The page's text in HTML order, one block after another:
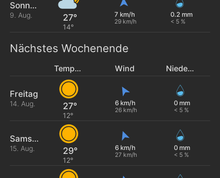
Sonntag
9. Aug. 27°
14°
7 km/h
29 km/h
0.2 mm
< 5 %
Nächstes Wochenende
Temperatur Wind Niederschlag
Freitag
14. Aug. 27°
12°
6 km/h
26 km/h
0 mm
< 5 %
Samstag
15. Aug. 29°
12°
6 km/h
27 km/h
0 mm
< 5 %